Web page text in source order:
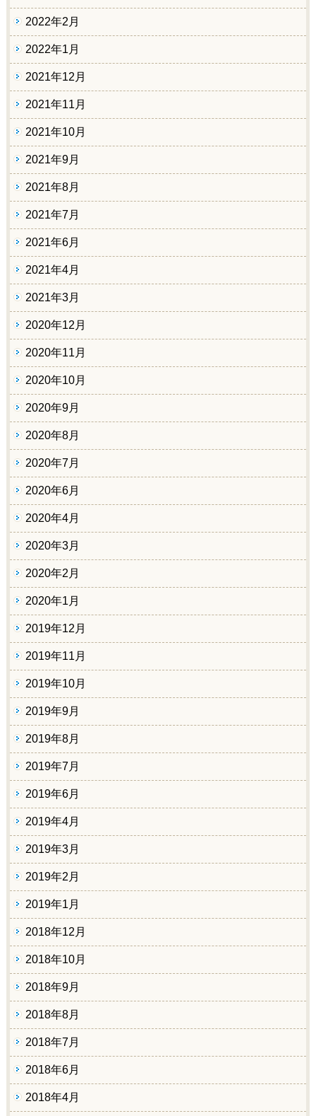
2022年2月
2022年1月
2021年12月
2021年11月
2021年10月
2021年9月
2021年8月
2021年7月
2021年6月
2021年4月
2021年3月
2020年12月
2020年11月
2020年10月
2020年9月
2020年8月
2020年7月
2020年6月
2020年4月
2020年3月
2020年2月
2020年1月
2019年12月
2019年11月
2019年10月
2019年9月
2019年8月
2019年7月
2019年6月
2019年4月
2019年3月
2019年2月
2019年1月
2018年12月
2018年10月
2018年9月
2018年8月
2018年7月
2018年6月
2018年4月